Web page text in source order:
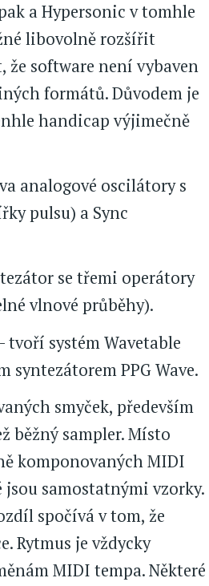
a Hypersonic v tomhle
libovolně rozšířit
software není vybaven
formátů. Důvodem je
handicap výjimečně
analogové oscilátory s
pulsu) a Sync
se třemi operátory
vlnové průběhy).
systém Wavetable
PPG Wave.
smyček, především
běžný sampler. Místo
komponovaných MIDI
jsou samostatnými vzorky.
spočívá v tom, že
Rytmus je vždycky
MIDI tempa. Některé